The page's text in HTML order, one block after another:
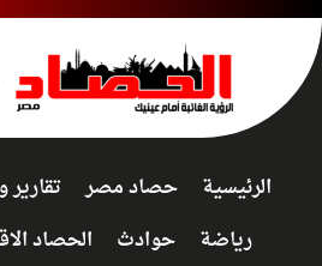
الرئيسية حصاد مصر
رياضة
حوادث الحصاد